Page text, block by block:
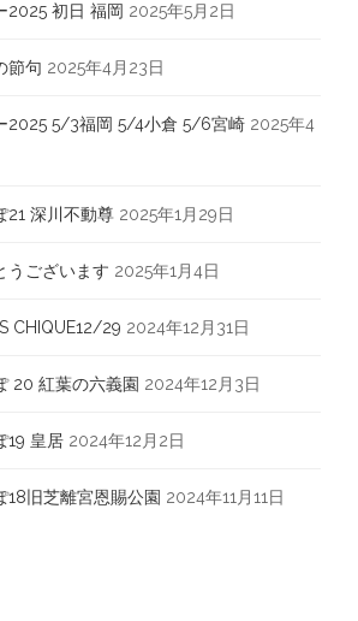
2025 初日 福岡 2025年5月2日
節句 2025年4月23日
2025 5/3福岡 5/4小倉 5/6宮崎 2025年4
21 深川不動尊 2025年1月29日
うございます 2025年1月4日
CHIQUE12/29 2024年12月31日
20 紅葉の六義園 2024年12月3日
19 皇居 2024年12月2日
18旧芝離宮恩賜公園 2024年11月11日